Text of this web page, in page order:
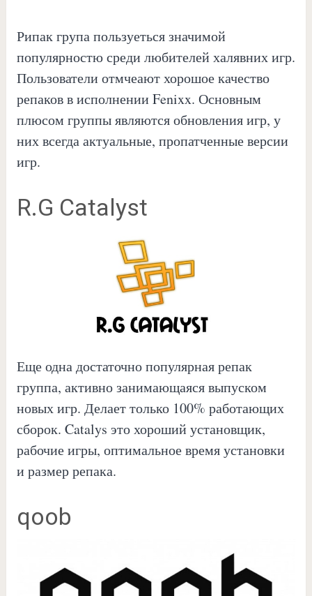
Рипак група пользуеться значимой
популярностю среди любителей халявних игр.
Пользователи отмчеают хорошое качество
репаков в исполнении Fenixx. Основным
плюсом группы являются обновления игр, у
них всегда актуальные, пропатченные версии
игр.
R.G Catalyst
Еще одна достаточно популярная репак
группа, активно занимающаяся выпуском
новых игр. Делает только 100% работающих
сборок. Catalys это хороший установщик,
рабочие игры, оптимальное время установки
и размер репака.
qoob